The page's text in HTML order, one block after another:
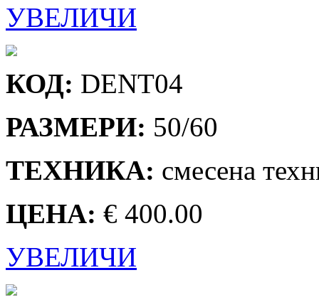
УВЕЛИЧИ
КОД: DENT04
РАЗМЕРИ: 50/60
ТЕХНИКА: смесена
ЦЕНА: € 400.00
УВЕЛИЧИ